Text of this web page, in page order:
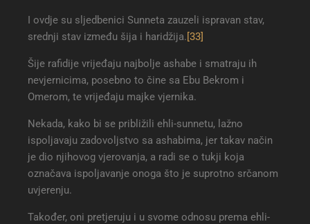
I ovdje su sljedbenici Sunneta zauzeli ispravan stav,
srednji stav između šija i haridžija.[33]
Šije rafidije vrijeđaju najbolje ashabe i smatraju ih
nevjernicima, posebno to čine sa Ebu Bekrom i
Omerom, te vrijeđaju majke vjernika.
Nekada, kako bi se približili ehli-sunnetu, lažno
ispoljavaju zadovoljstvo sa ashabima, jer takav način
je dio njihovog vjerovanja, a radi se o tukji koja
označava ispoljavanje onoga što je suprotno srčanom
uvjerenju.
Također, oni pretjeruju i u svome odnosu prema ehli-